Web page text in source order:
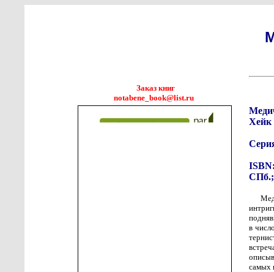
Заказ книг
notabene_book@list.ru
Хейк
СПб.;
в
самых